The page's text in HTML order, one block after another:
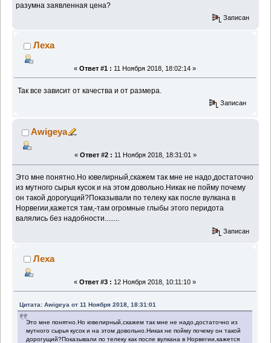
разумна заявленная цена?
Записан
Леха
« Ответ #1 : 11 Ноября 2018, 18:02:14 »
Так все зависит от качества и от размера.
Записан
Awigeya
« Ответ #2 : 11 Ноября 2018, 18:31:01 »
Это мне понятно.Но ювелирный,скажем так мне не надо,достаточно
из мутного сырья кусок и на этом довольно.Никак не пойму почему
он такой дорогущий?Показывали по телеку как после вулкана в
Норвегии,кажется там,-там огромные глыбы этого перидота
валялись без надобности........
Записан
Леха
« Ответ #3 : 12 Ноября 2018, 10:11:10 »
Цитата: Awigeya от 11 Ноября 2018, 18:31:01
Это мне понятно.Но ювелирный,скажем так мне не надо,достаточно из
мутного сырья кусок и на этом довольно.Никак не пойму почему он такой
дорогущий?Показывали по телеку как после вулкана в Норвегии,кажется